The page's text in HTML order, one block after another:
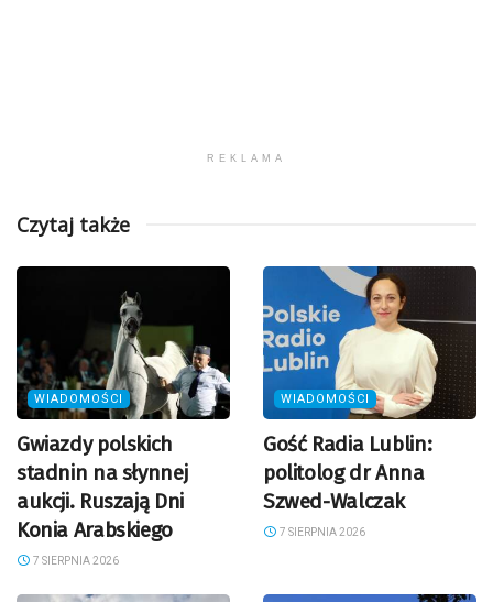
REKLAMA
Czytaj także
WIADOMOŚCI
Gwiazdy polskich
stadnin na słynnej
aukcji. Ruszają Dni
Konia Arabskiego
7 SIERPNIA 2026
WIADOMOŚCI
Gość Radia Lublin:
politolog dr Anna
Szwed-Walczak
7 SIERPNIA 2026